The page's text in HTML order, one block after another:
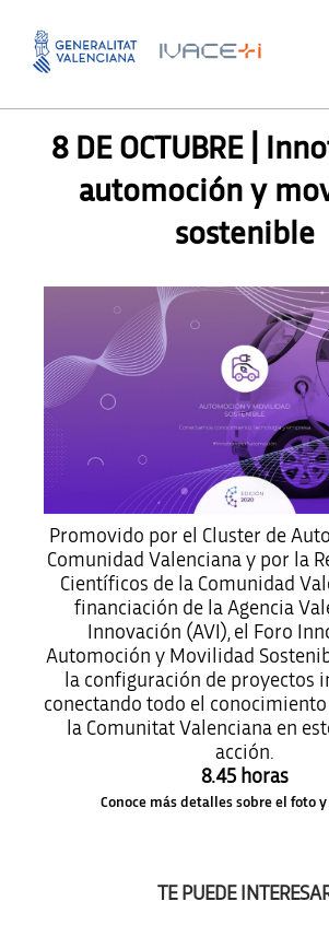
AGENDA SVI
8 DE OCTUBRE |
automoción y
sostenible
Promovido por el Cluster de
Comunidad Valenciana y por la
Científicos de la Comunidad
financiación de la Agencia
Innovación (AVI), el Foro
Automoción y Movilidad
la configuración de proyectos
conectando todo el
la Comunitat Valenciana en
acción.
8.45 horas
Conoce más detalles sobre el foto
TE PUEDE